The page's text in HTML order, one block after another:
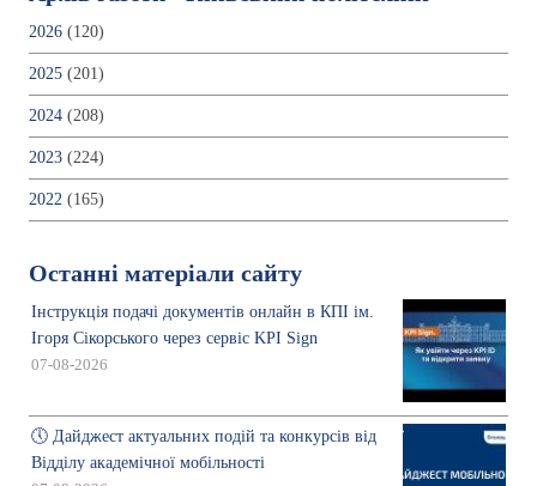
2026 (120)
2025 (201)
2024 (208)
2023 (224)
2022 (165)
Останні матеріали сайту
Інструкція подачі документів онлайн в КПІ ім.
Ігоря Сікорського через сервіс KPI Sign
07-08-2026
🕔 Дайджест актуальних подій та конкурсів від
Відділу академічної мобільності